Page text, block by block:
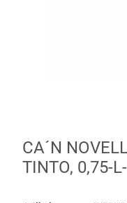
CA´N
TINTO, 0,75-